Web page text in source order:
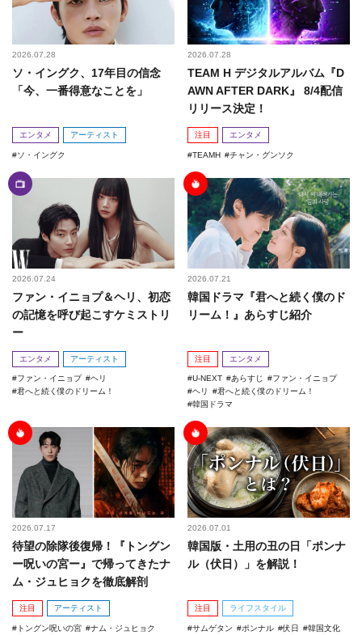
2026.07.28
ソ・イングク、17年目の信念
「今、一番得意なことを」
エンタメ アーティスト
ソ・イングク
2026.07.28
TEAM H デジタルアルバム『D
AWN AFTER DARK』 8/4配信
リリース決定！
注目 エンタメ
TEAMH チャン・グンソク
2026.07.24
ファン・イニョプ＆ヘリ、初恋
の記憶を呼び起こすケミストリ
ー
エンタメ アーティスト
ファン・イニョプ
ヘリ
君へと続く僕のドリーム！
2026.07.21
韓国ドラマ『君へと続く僕のド
リーム！』あらすじ紹介
注目 エンタメ
U-NEXT あらすじ
ファン・イニョプ
ヘリ
君へと続く僕のドリーム！
韓国ドラマ
2026.07.17
待望の除隊後復帰！『トングン
ー呪いの宮ー』で帰ってきたナ
ム・ジュヒョクを徹底解剖
注目 アーティスト
トングン呪いの宮
ナム・ジュヒョク
2026.07.01
韓国版・土用の丑の日「ポンナ
ル（伏日）」を解説！
注目 ライフスタイル
サムゲタン ポンナル 伏日 韓国文化